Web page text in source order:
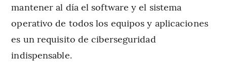
mantener al día el software y el sistema
operativo de todos los equipos y aplicaciones
es un requisito de ciberseguridad
indispensable.